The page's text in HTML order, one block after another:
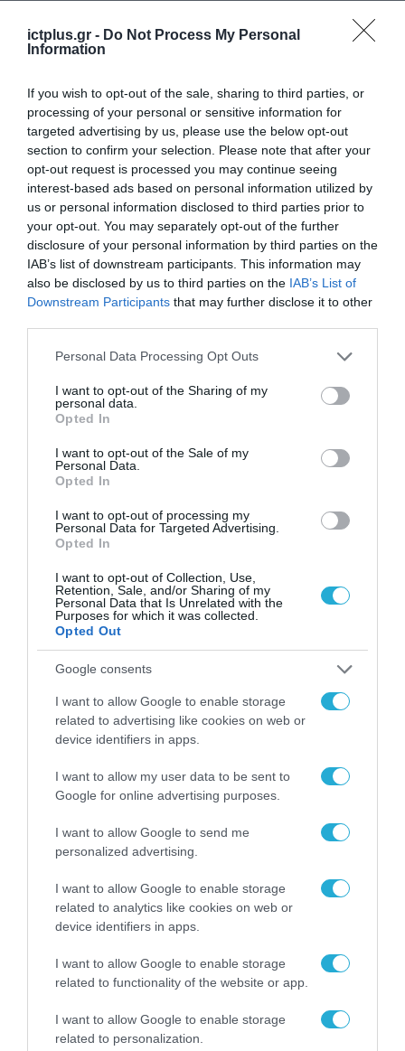
ictplus.gr - Do Not Process My Personal
Information
If you wish to opt-out of the sale, sharing to third parties, or
processing of your personal or sensitive information for
targeted advertising by us, please use the below opt-out
section to confirm your selection. Please note that after your
opt-out request is processed you may continue seeing
interest-based ads based on personal information utilized by
us or personal information disclosed to third parties prior to
your opt-out. You may separately opt-out of the further
disclosure of your personal information by third parties on the
IAB’s list of downstream participants. This information may
also be disclosed by us to third parties on the IAB’s List of
Downstream Participants that may further disclose it to other
Please note that this website/app uses one or more Google
not limited to your visit or usage behaviour. You may click to
grant or deny consent to Google and its third-party tags to
use your data for below specified purposes in below Google
consent section.
Personal Data Processing Opt Outs
I want to opt-out of the Sharing of my
personal data.
Opted In
I want to opt-out of the Sale of my
Personal Data.
Opted In
I want to opt-out of processing my
Personal Data for Targeted Advertising.
Opted In
I want to opt-out of Collection, Use,
Retention, Sale, and/or Sharing of my
Personal Data that Is Unrelated with the
Purposes for which it was collected.
Opted Out
Google consents
I want to allow Google to enable storage
related to advertising like cookies on web or
device identifiers in apps.
I want to allow my user data to be sent to
Google for online advertising purposes.
I want to allow Google to send me
personalized advertising.
I want to allow Google to enable storage
related to analytics like cookies on web or
device identifiers in apps.
I want to allow Google to enable storage
related to functionality of the website or app.
I want to allow Google to enable storage
related to personalization.
ξεκινήσουν εύκολα και να επιλέξουν από
instances υπολογιστικών συστημάτων και
αποθήκευσης μεγέθους 100 VM και άνω,
σε τυποποιημένα μπλοκ με 4, 8, 12 και 16
υπολογιστικούς κόμβους. Νέα προσθήκη
στην υπηρεσία cloud VMs είναι η επιλογή
να προσθέσετε υπηρεσίες backup.
HPE GreenLake cloud services for
containers:Χρησιμοποιώντας τα ίδια
δομικά στοιχεία, η υπηρεσία cloud HPE
λύσεις για την πλατφόρμα HPE Ezmeral
Container βασισμένες σε μικρά, μεσαία,
μεγάλα και εξαιρετικά μεγάλα μεγέθη
χωρητικότητας.
Καινοτομίες και νέα εργαλεία για το κανάλι
συνεργατών
Η HPE έχει προχωρήσει σε σημαντικές
ενημερώσεις στο HPE GreenLake Central για
να διευκολύνει τους συνεργάτες της να
δώσουν ώθηση στην ανάπτυξή τους και να
επεκτείνουν την εξειδίκευσή τους για την
παροχή λύσεων as-a-service στους πελάτες
τους. Οι βελτιώσεις στο HPE GreenLake
Central βοηθούν τους συνεργάτες στην
πώληση, τη χρέωση και τον σχεδιασμό
χωρητικότητας. Μαζί, αυτές οι ενημερώσεις
επιτρέπουν στην HPE και τους συνεργάτες
της να προσφέρουν μια απρόσκοπτη και
απλοποιημένη εμπειρία στους πελάτες τους.
Επιπλέον, χάρη στις νέες ενημερώσεις του
GreenLake for Aruba στο πλαίσιο του
Προγράμματος HPE Partner Ready for
Networking, η Aruba συνδέεται ακόμη